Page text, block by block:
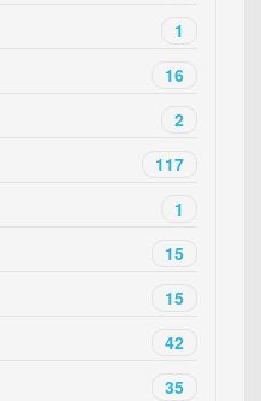
1
16
2
117
1
15
15
42
35